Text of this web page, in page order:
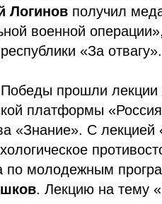
Логинов получил
военной операции»,
«За отвагу».
прошли лекции
платформы
«Знание». С
по молодежным
. Лекцию на тему